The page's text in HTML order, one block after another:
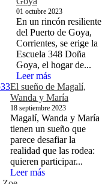
01 octubre 2023
En un rincón resiliente
del Puerto de Goya,
Corrientes, se erige la
Escuela 348 Doña
Goya, el hogar de...
Leer más
El sueño de Magalí,
Wanda y María
18 septiembre 2023
Magalí, Wanda y María
tienen un sueño que
parece desafiar la
realidad que las rodea:
quieren participar...
Leer más